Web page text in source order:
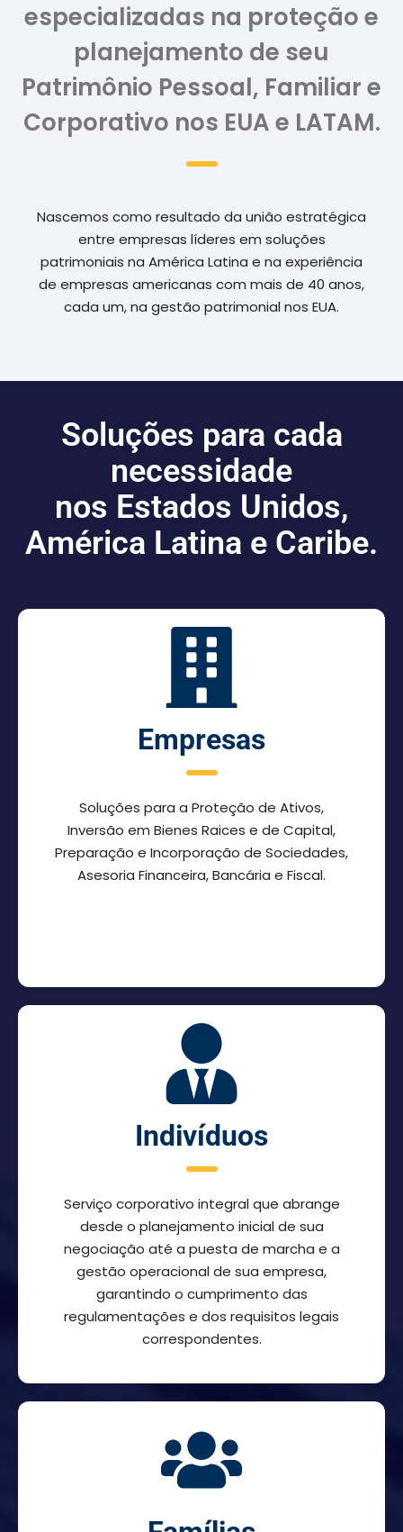
especializadas na proteção e
planejamento de seu
Patrimônio Pessoal, Familiar e
Corporativo nos EUA e LATAM.
Nascemos como resultado da união estratégica
entre empresas líderes em soluções
patrimoniais na América Latina e na experiência
de empresas americanas com mais de 40 anos,
cada um, na gestão patrimonial nos EUA.
Soluções para cada
necessidade
nos Estados Unidos,
América Latina e Caribe.
Empresas
Soluções para a Proteção de Ativos,
Inversão em Bienes Raices e de Capital,
Preparação e Incorporação de Sociedades,
Asesoria Financeira, Bancária e Fiscal.
Indivíduos
Serviço corporativo integral que abrange
desde o planejamento inicial de sua
negociação até a puesta de marcha e a
gestão operacional de sua empresa,
garantindo o cumprimento das
regulamentações e dos requisitos legais
correspondentes.